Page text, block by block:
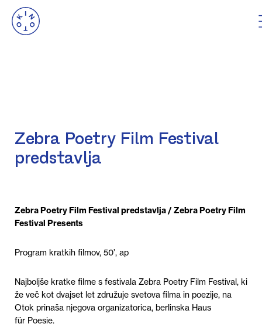
Zebra Poetry Film Festival
predstavlja
Zebra Poetry Film Festival predstavlja / Zebra Poetry Film
Festival Presents
Program kratkih filmov, 50’, ap
Najboljše kratke filme s festivala Zebra Poetry Film Festival, ki
že več kot dvajset let združuje svetova filma in poezije, na
Otok prinaša njegova organizatorica, berlinska Haus
für Poesie.